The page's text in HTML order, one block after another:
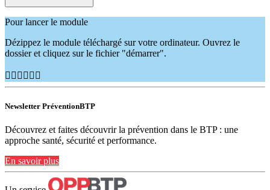
Pour lancer le module
Dézippez le module téléchargé sur votre ordinateur. Ouvrez le
dossier et cliquez sur le fichier "démarrer".
👷🏽‍♂️👷🏿‍♀️
Newsletter PréventionBTP
Découvrez et faites découvrir la prévention dans le BTP : une
approche santé, sécurité et performance.
En savoir plus